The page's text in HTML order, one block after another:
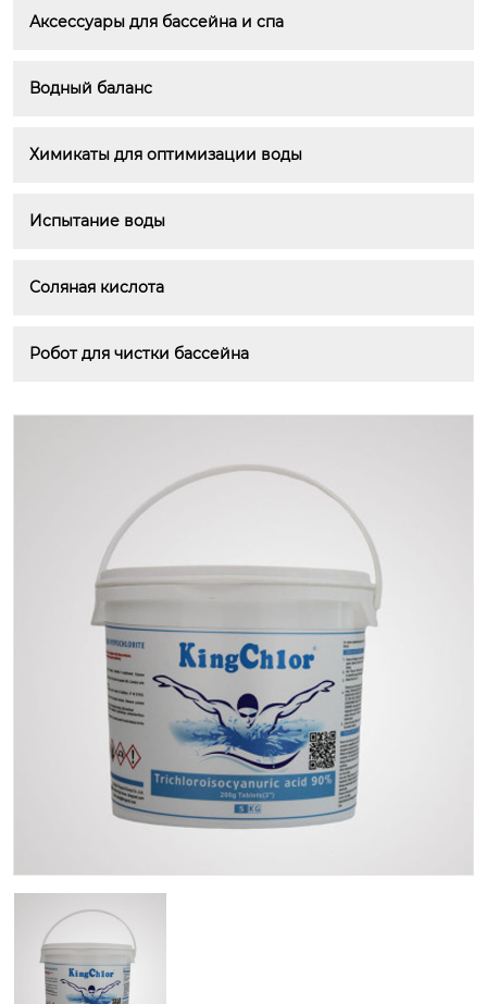
Аксессуары для бассейна и спа
Водный баланс
Химикаты для оптимизации воды
Испытание воды
Соляная кислота
Робот для чистки бассейна